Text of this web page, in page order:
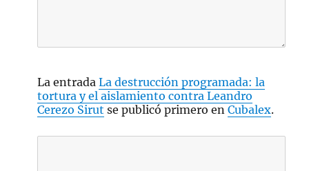
La entradaLa destrucción programada: la
tortura y el aislamiento contra Leandro
Cerezo Sirut se publicó primero enCubalex.